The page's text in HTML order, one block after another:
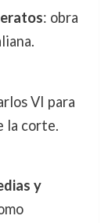
: obra
VI para
la corte.
y